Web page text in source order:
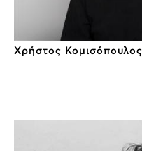
Χρήστος Κομισόπουλος